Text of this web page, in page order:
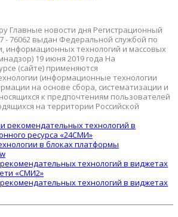
Главные новости дня Регистрационный
76062 выдан Федеральной службой по
информационных технологий и массовых
19 июня 2019 года На
(сайте) применяются
(информационные технологии
на основе сбора, систематизации и
к предпочтениям пользователей
на территории Российской
рекомендательных технологий в
ресурса «24СМИ»
в блоках платформы
технологий в виджетах
«СМИ2»
технологий в виджетах